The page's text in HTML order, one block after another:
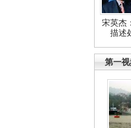
宋英杰
描述
第一